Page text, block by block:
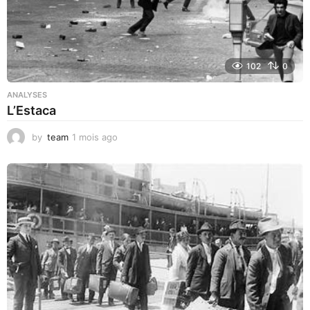
102 0
ANALYSES
L’Estaca
by team 1 mois ago
i
s
a
o